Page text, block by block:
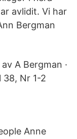
avlidit. Vi har
Bergman
A Bergman ·
38, Nr 1-2
Anne